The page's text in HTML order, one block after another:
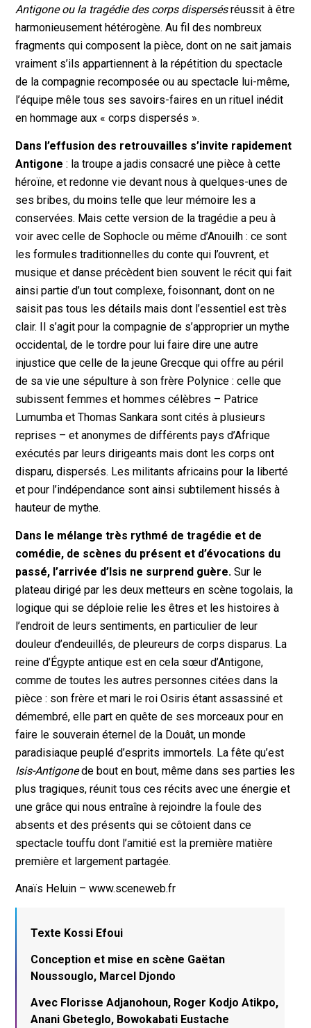
Antigone ou la tragédie des corps dispersésréussit à être
harmonieusement hétérogène. Au fil des nombreux
fragments qui composent la pièce, dont on ne sait jamais
vraiment s’ils appartiennent à la répétition du spectacle
de la compagnie recomposée ou au spectacle lui-même,
l’équipe mêle tous ses savoirs-faires en un rituel inédit
en hommage aux « corps dispersés ».
Dans l’effusion des retrouvailles s’invite rapidement
Antigone : la troupe a jadis consacré une pièce à cette
héroïne, et redonne vie devant nous à quelques-unes de
ses bribes, du moins telle que leur mémoire les a
conservées. Mais cette version de la tragédie a peu à
voir avec celle de Sophocle ou même d’Anouilh : ce sont
les formules traditionnelles du conte qui l’ouvrent, et
musique et danse précèdent bien souvent le récit qui fait
ainsi partie d’un tout complexe, foisonnant, dont on ne
saisit pas tous les détails mais dont l’essentiel est très
clair. Il s’agit pour la compagnie de s’approprier un mythe
occidental, de le tordre pour lui faire dire une autre
injustice que celle de la jeune Grecque qui offre au péril
de sa vie une sépulture à son frère Polynice : celle que
subissent femmes et hommes célèbres – Patrice
Lumumba et Thomas Sankara sont cités à plusieurs
reprises – et anonymes de différents pays d’Afrique
exécutés par leurs dirigeants mais dont les corps ont
disparu, dispersés. Les militants africains pour la liberté
et pour l’indépendance sont ainsi subtilement hissés à
hauteur de mythe.
Dans le mélange très rythmé de tragédie et de
comédie, de scènes du présent et d’évocations du
passé, l’arrivée d’Isis ne surprend guère. Sur le
plateau dirigé par les deux metteurs en scène togolais, la
logique qui se déploie relie les êtres et les histoires à
l’endroit de leurs sentiments, en particulier de leur
douleur d’endeuillés, de pleureurs de corps disparus. La
reine d’Égypte antique est en cela sœur d’Antigone,
comme de toutes les autres personnes citées dans la
pièce : son frère et mari le roi Osiris étant assassiné et
démembré, elle part en quête de ses morceaux pour en
faire le souverain éternel de la Douât, un monde
paradisiaque peuplé d’esprits immortels. La fête qu’est
Isis-Antigonede bout en bout, même dans ses parties les
plus tragiques, réunit tous ces récits avec une énergie et
une grâce qui nous entraîne à rejoindre la foule des
absents et des présents qui se côtoient dans ce
spectacle touffu dont l’amitié est la première matière
première et largement partagée.
Anaïs Heluin – www.sceneweb.fr
Texte Kossi Efoui
Conception et mise en scène Gaëtan
Noussouglo, Marcel Djondo
Avec Florisse Adjanohoun, Roger Kodjo Atikpo,
Anani Gbeteglo, Bowokabati Eustache